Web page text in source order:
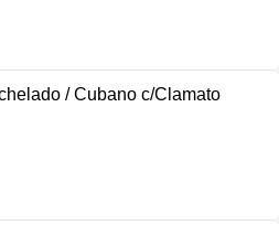
/ Cubano c/Clamato